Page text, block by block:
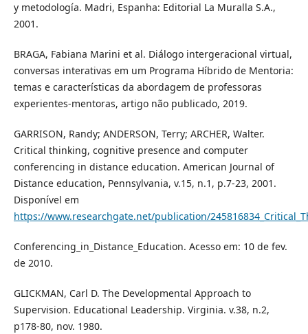
y metodología. Madri, Espanha: Editorial La Muralla S.A.,
2001.
BRAGA, Fabiana Marini et al. Diálogo intergeracional virtual,
conversas interativas em um Programa Híbrido de Mentoria:
temas e características da abordagem de professoras
experientes-mentoras, artigo não publicado, 2019.
GARRISON, Randy; ANDERSON, Terry; ARCHER, Walter.
Critical thinking, cognitive presence and computer
conferencing in distance education. American Journal of
Distance education, Pennsylvania, v.15, n.1, p.7-23, 2001.
Disponível em
https://www.researchgate.net/publication/
Conferencing_in_Distance_Education. Acesso em: 10 de fev.
de 2010.
GLICKMAN, Carl D. The Developmental Approach to
Supervision. Educational Leadership. Virginia. v.38, n.2,
p178-80, nov. 1980.